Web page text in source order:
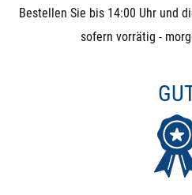
Bestellen Sie bis 14:00 Uhr und
sofern vorrätig -